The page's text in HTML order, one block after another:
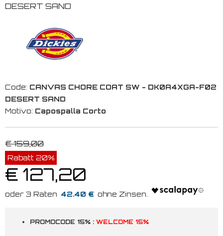
DESERT SAND
Code: CANVAS CHORE COAT SW - DK0A4XGA-F02
DESERT SAND
Motivo: Capospalla Corto
€ 159,00
Rabatt 20%
€ 127,20
42.40 €
PROMOCODE 15% : WELCOME 15%